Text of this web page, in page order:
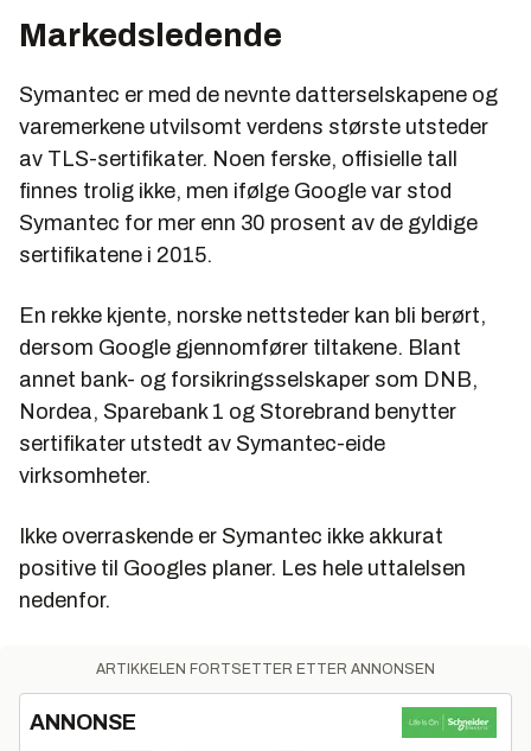
Markedsledende
Symantec er med de nevnte datterselskapene og
varemerkene utvilsomt verdens største utsteder
av TLS-sertifikater. Noen ferske, offisielle tall
finnes trolig ikke, men ifølge Google var stod
Symantec for mer enn 30 prosent av de gyldige
sertifikatene i 2015.
En rekke kjente, norske nettsteder kan bli berørt,
dersom Google gjennomfører tiltakene. Blant
annet bank- og forsikringsselskaper som DNB,
Nordea, Sparebank 1 og Storebrand benytter
sertifikater utstedt av Symantec-eide
virksomheter.
Ikke overraskende er Symantec ikke akkurat
positive til Googles planer. Les hele uttalelsen
nedenfor.
ARTIKKELEN FORTSETTER ETTER ANNONSEN
ANNONSE